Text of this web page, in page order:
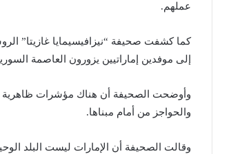
عملهم.
كما كشفت صحيفة “نيزافيسيمايا غازيتا”
إلى موفدين إماراتيين يزورون العاصمة
وأوضحت الصحيفة أن هناك مؤشرات ظاهرية
والحواجز من أمام مبناها.
وقالت الصحيفة أن الإمارات ليست البلد